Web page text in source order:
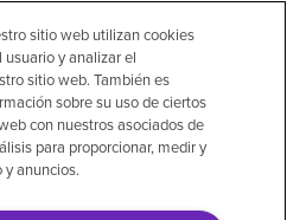
sitio web utilizan cookies
y analizar el
sitio web. También es
sobre su uso de ciertos
con nuestros asociados de
para proporcionar, medir y
anuncios.